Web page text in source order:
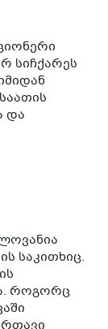
სიჩქარეს
და
საკითხიც.
როგორც